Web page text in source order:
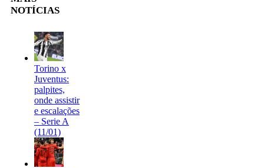
NOTÍCIAS
Torino x
Juventus:
palpites,
onde assistir
e escalações
– Serie A
(11/01)